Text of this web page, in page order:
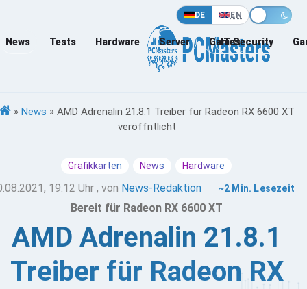
DE EN
News Tests Hardware Server Games
IT-Security
» News » AMD Adrenalin 21.8.1 Treiber für Radeon RX 6600 XT
veröffntlicht
Grafikkarten News Hardware
19:12 Uhr , von News-Redaktion ~2 Min. Lesezeit
Bereit für Radeon RX 6600 XT
AMD Adrenalin 21.8.1
Treiber für Radeon RX